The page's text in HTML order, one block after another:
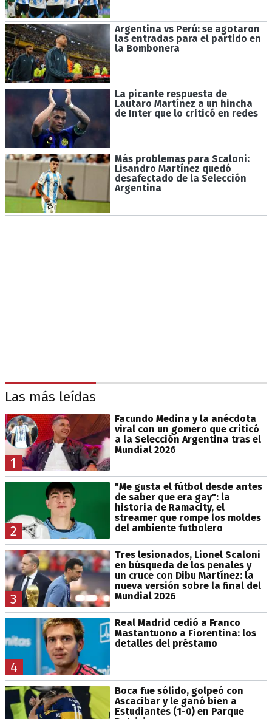
Argentina vs Perú: se agotaron
las entradas para el partido en
la Bombonera
La picante respuesta de
Lautaro Martínez a un hincha
de Inter que lo criticó en redes
Más problemas para Scaloni:
Lisandro Martínez quedó
desafectado de la Selección
Argentina
Las más leídas
1
Facundo Medina y la anécdota
viral con un gomero que criticó
a la Selección Argentina tras el
Mundial 2026
2
"Me gusta el fútbol desde antes
de saber que era gay": la
historia de Ramacity, el
streamer que rompe los moldes
del ambiente futbolero
3
Tres lesionados, Lionel Scaloni
en búsqueda de los penales y
un cruce con Dibu Martínez: la
nueva versión sobre la final del
Mundial 2026
4
Real Madrid cedió a Franco
Mastantuono a Fiorentina: los
detalles del préstamo
Boca fue sólido, golpeó con
Ascacibar y le ganó bien a
Estudiantes (1-0) en Parque